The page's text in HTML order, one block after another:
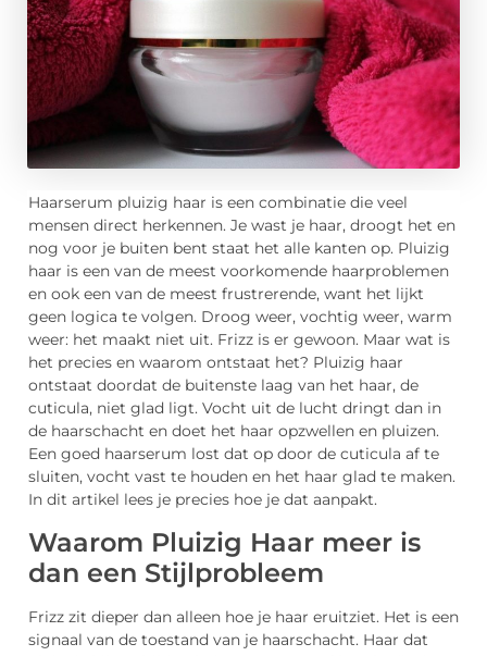
Haarserum pluizig haar is een combinatie die veel
mensen direct herkennen. Je wast je haar, droogt het en
nog voor je buiten bent staat het alle kanten op. Pluizig
haar is een van de meest voorkomende haarproblemen
en ook een van de meest frustrerende, want het lijkt
geen logica te volgen. Droog weer, vochtig weer, warm
weer: het maakt niet uit. Frizz is er gewoon. Maar wat is
het precies en waarom ontstaat het? Pluizig haar
ontstaat doordat de buitenste laag van het haar, de
cuticula, niet glad ligt. Vocht uit de lucht dringt dan in
de haarschacht en doet het haar opzwellen en pluizen.
Een goed haarserum lost dat op door de cuticula af te
sluiten, vocht vast te houden en het haar glad te maken.
In dit artikel lees je precies hoe je dat aanpakt.
Waarom Pluizig Haar meer is
dan een Stijlprobleem
Frizz zit dieper dan alleen hoe je haar eruitziet. Het is een
signaal van de toestand van je haarschacht. Haar dat